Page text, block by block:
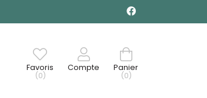
Favoris
(0)
Compte
Panier
(0)